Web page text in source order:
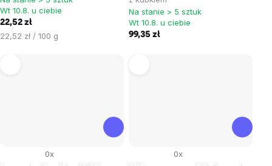
Wt 10.8. u ciebie
22,52 zł
Cena
22,52 zł / 100 g
Na stanie > 5 sztuk
Wt 10.8. u ciebie
99,35 zł
0x 0x